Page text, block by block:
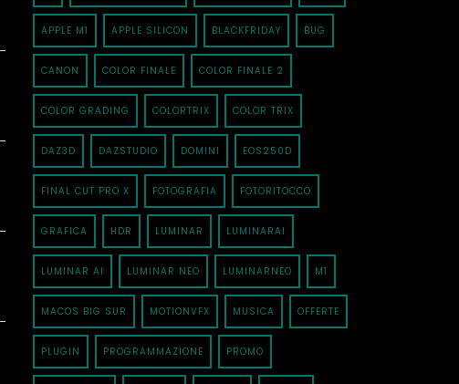
APPLE M1 APPLE SILICON BLACKFRIDAY BUG
CANON COLOR FINALE COLOR FINALE 2
COLOR GRADING COLORTRIX COLOR TRIX
DAZ3D DAZSTUDIO DOMINI EOS250D
FINAL CUT PRO X FOTOGRAFIA FOTORITOCCO
GRAFICA HDR LUMINAR LUMINARAI
LUMINAR AI LUMINAR NEO LUMINARNEO M1
MACOS BIG SUR MOTIONVFX MUSICA OFFERTE
PLUGIN PROGRAMMAZIONE PROMO